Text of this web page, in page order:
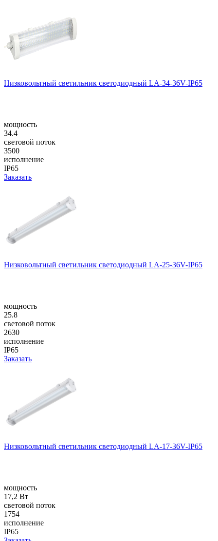
Низковольтный светильник светодиодный LA-34-36V-IP65
мощность
34.4
световой поток
3500
исполнение
IP65
Заказать
Низковольтный светильник светодиодный LA-25-36V-IP65
мощность
25.8
световой поток
2630
исполнение
IP65
Заказать
Низковольтный светильник светодиодный LA-17-36V-IP65
мощность
17,2 Вт
световой поток
1754
исполнение
IP65